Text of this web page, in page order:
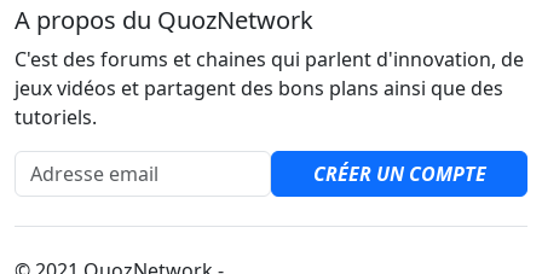
A propos du QuozNetwork
C'est des forums et chaines qui parlent d'innovation, de
jeux vidéos et partagent des bons plans ainsi que des
tutoriels.
Adresse email
CRÉER UN COMPTE